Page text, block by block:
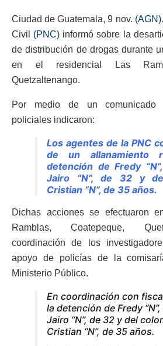
Ciudad de Guatemala, 9 nov. (AGN)
Civil (PNC) informó sobre la
de distribución de drogas durante
en el residencial Las
Quetzaltenango.
Por medio de un comunicado
policiales indicaron:
Los agentes de la PNC
de un allanamiento
detención de Fredy
Jairo “N”, de 32 y
Cristian “N”, de 35 años.
Dichas acciones se efectuaron
Ramblas, Coatepeque,
coordinación de los
apoyo de policías de la
Ministerio Público.
En coordinación con
la detención de Fredy
Jairo “N”, de 32 y del
Cristian “N”, de 35 años.